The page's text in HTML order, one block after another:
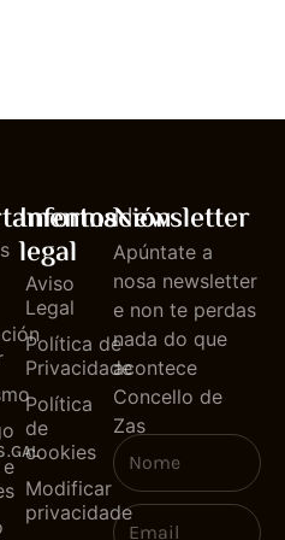
Información
legal
Aviso
Legal
Política de
Privacidade
Política
de
cookies
Modificar
privacidade
Newsletter
Apúntate a
nosa newsletter
e non te perdas
nada do que
acontece
Concello de
Zas